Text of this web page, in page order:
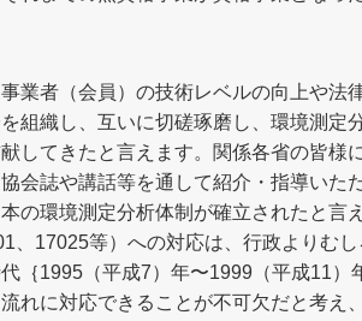
業者（会員）の技術レベルの向上や法
組織し、互いに切磋琢磨し、環境測定
してきたと言えます。関係各省の皆様
会誌や講話等を通して紹介・指導いた
の環境測定分析体制が確立されたと言え
、17025等）への対応は、行政よりむ
｛1995（平成7）年〜1999（平成11）
れに対応できることが不可欠だと考え